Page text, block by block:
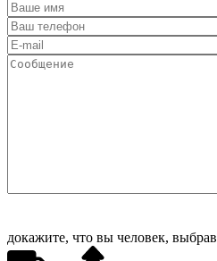
докажите, что вы человек, выбрав